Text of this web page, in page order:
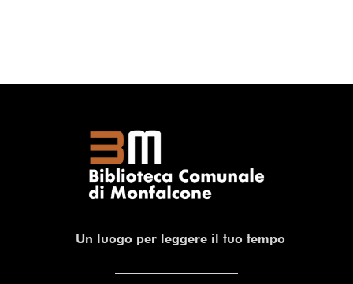
Un luogo per leggere il tuo tempo